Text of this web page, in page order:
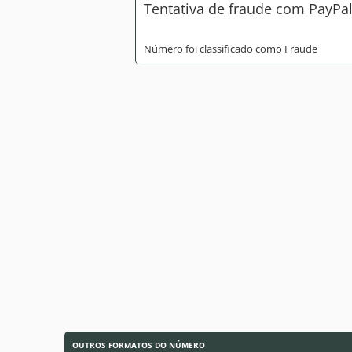
Tentativa de fraude com PayPal
Número foi classificado como Fraude
OUTROS FORMATOS DO NÚMERO